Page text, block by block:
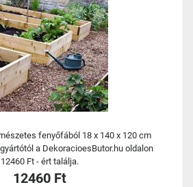
fenyőfából 18 x 140 x 120 cm
a DekoracioesButor.hu oldalon
12460 Ft - ért találja.
12460 Ft